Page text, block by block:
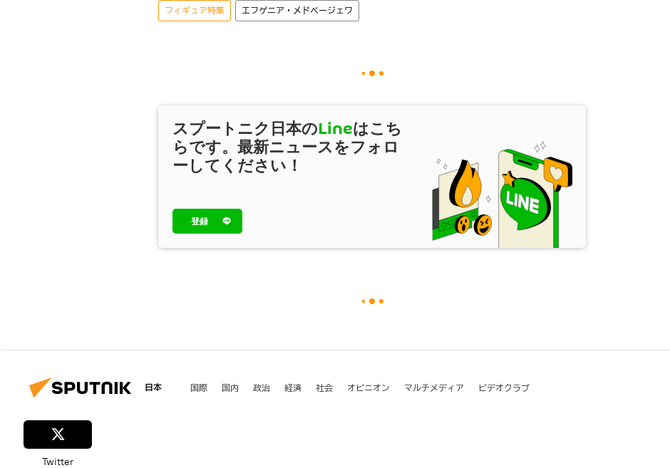
フィギュア特集 エフゲニア・メドベージェワ
スプートニク日本のLineはこち
らです。最新ニュースをフォロ
ーしてください！
登録
日本 国際 国内 政治 経済 社会 オピニオン マルチメディア ビデオクラブ
Twitter